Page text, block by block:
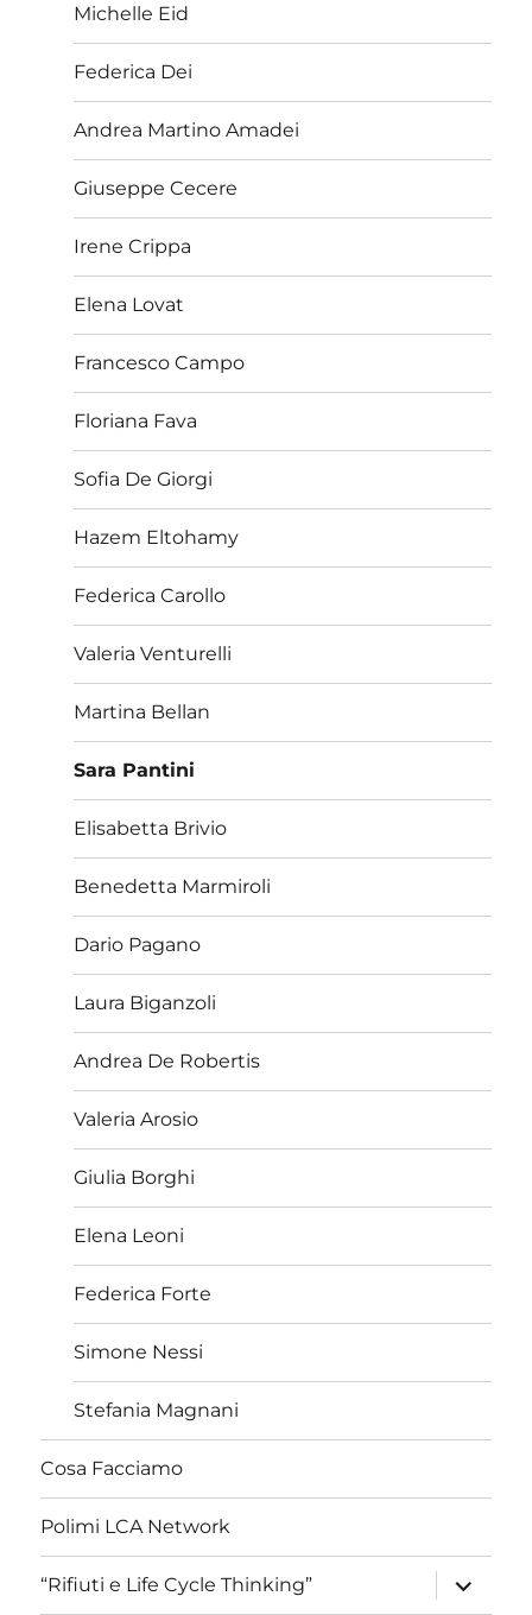
Michelle Eid
Federica Dei
Andrea Martino Amadei
Giuseppe Cecere
Irene Crippa
Elena Lovat
Francesco Campo
Floriana Fava
Sofia De Giorgi
Hazem Eltohamy
Federica Carollo
Valeria Venturelli
Martina Bellan
Sara Pantini
Elisabetta Brivio
Benedetta Marmiroli
Dario Pagano
Laura Biganzoli
Andrea De Robertis
Valeria Arosio
Giulia Borghi
Elena Leoni
Federica Forte
Simone Nessi
Stefania Magnani
Cosa Facciamo
Polimi LCA Network
“Rifiuti e Life Cycle Thinking”
apri
i